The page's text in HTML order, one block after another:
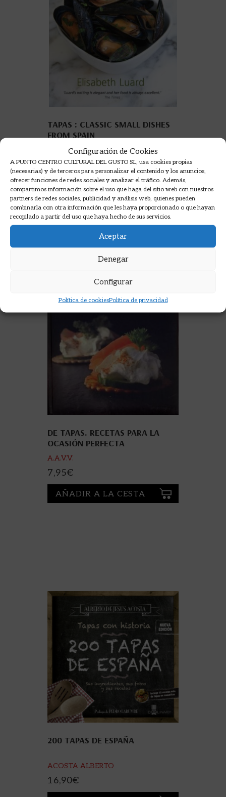
Configuración de Cookies
A PUNTO CENTRO CULTURAL DEL GUSTO SL, usa cookies propias
(necesarias) y de terceros para personalizar el contenido y los anuncios,
ofrecer funciones de redes sociales y analizar el tráfico. Además,
compartimos información sobre el uso que haga del sitio web con nuestros
partners de redes sociales, publicidad y análisis web, quienes pueden
combinarla con otra información que les haya proporcionado o que hayan
recopilado a partir del uso que haya hecho de sus servicios.
Aceptar
Denegar
Configurar
Política de cookiesPolítica de privacidad
TAPAS : CLASSIC SMALL DISHES
FROM SPAIN
LUARD, ELISABETH
12,50€
AÑADIR A LA CESTA
DE TAPAS. RECETAS PARA LA
OCASIÓN PERFECTA
A.A.V.V.
7,95€
AÑADIR A LA CESTA
200 TAPAS DE ESPAÑA
ACOSTA ALBERTO
16,90€